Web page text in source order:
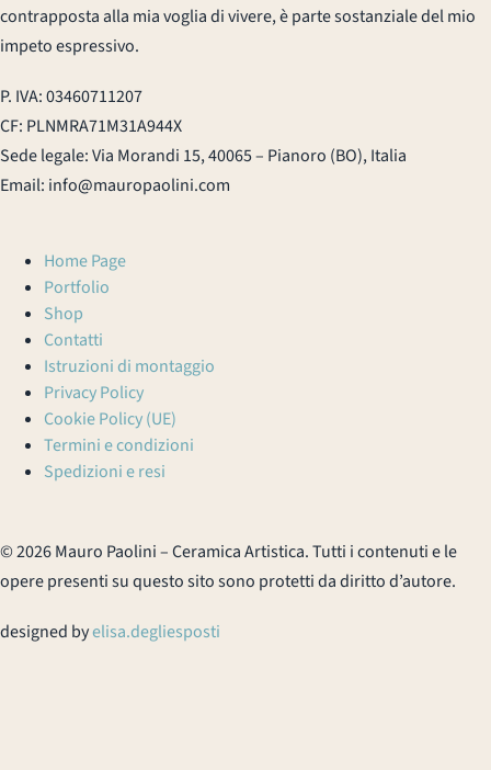
contrapposta alla mia voglia di vivere, è parte sostanziale del mio
impeto espressivo.
P. IVA: 03460711207
CF: PLNMRA71M31A944X
Sede legale: Via Morandi 15, 40065 – Pianoro (BO), Italia
Email: info@mauropaolini.com
Home Page
Portfolio
Shop
Contatti
Istruzioni di montaggio
Privacy Policy
Cookie Policy (UE)
Termini e condizioni
Spedizioni e resi
© 2026 Mauro Paolini – Ceramica Artistica. Tutti i contenuti e le
opere presenti su questo sito sono protetti da diritto d’autore.
designed byelisa.degliesposti